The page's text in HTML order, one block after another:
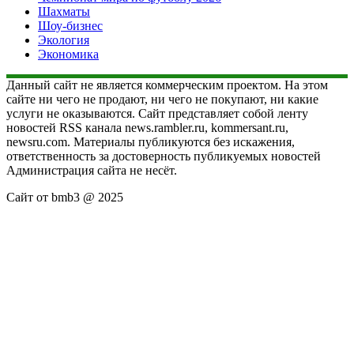
Шахматы
Шоу-бизнес
Экология
Экономика
Данный сайт не является коммерческим проектом. На этом
сайте ни чего не продают, ни чего не покупают, ни какие
услуги не оказываются. Сайт представляет собой ленту
новостей RSS канала news.rambler.ru, kommersant.ru,
newsru.com. Материалы публикуются без искажения,
ответственность за достоверность публикуемых новостей
Администрация сайта не несёт.
Сайт от bmb3 @ 2025